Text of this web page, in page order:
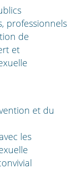
professionnels
de
et
et du
les